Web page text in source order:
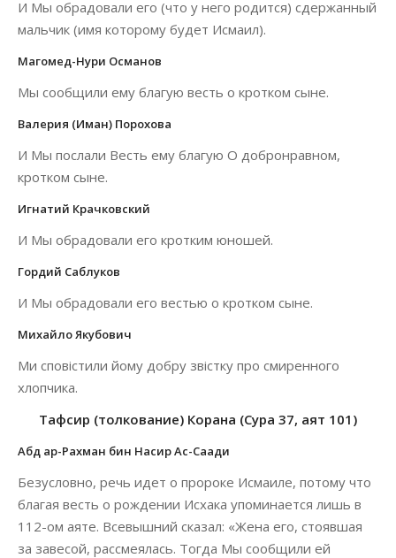
И Мы обрадовали его (что у него родится) сдержанный
мальчик (имя которому будет Исмаил).
Магомед-Нури Османов
Мы сообщили ему благую весть о кротком сыне.
Валерия (Иман) Порохова
И Мы послали Весть ему благую О добронравном,
кротком сыне.
Игнатий Крачковский
И Мы обрадовали его кротким юношей.
Гордий Саблуков
И Мы обрадовали его вестью о кротком сыне.
Михайло Якубович
Ми сповістили йому добру звістку про смиренного
хлопчика.
Тафсир (толкование) Корана (Сура 37, аят 101)
Абд ар-Рахман бин Насир Ас-Саади
Безусловно, речь идет о пророке Исмаиле, потому что
благая весть о рождении Исхака упоминается лишь в
112-ом аяте. Всевышний сказал: «Жена его, стоявшая
за завесой, рассмеялась. Тогда Мы сообщили ей